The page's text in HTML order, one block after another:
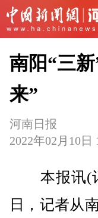
南阳“三
来”
河南日报
2022年02月10日
本报讯(记
日，记者从